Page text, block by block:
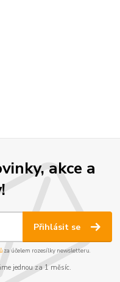
akce a
Přihlásit se
za účelem rozesílky newsletteru.
jednou za 1 měsíc.